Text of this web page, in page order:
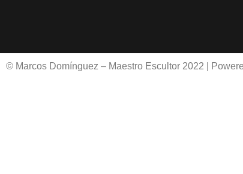
© Marcos Domínguez – Maestro Escultor 2022 |